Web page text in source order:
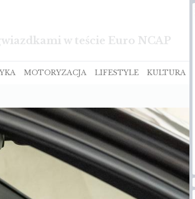
w teście Euro NCAP
MOTORYZACJA LIFESTYLE KULTURA